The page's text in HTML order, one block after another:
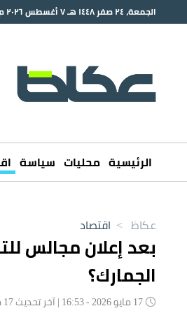
الجمعة، ٢٤ صفر ١٤٤٨ هـ ٧ أغسطس ٢٠٢٦ م
الرئيسية محليات سياسة
عكاظ > اقتصاد
بعد إعلان مجالس
الجمارك؟